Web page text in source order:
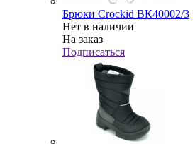
Брюки Crockid ВК40002/3
Нет в наличии
На заказ
Подписаться